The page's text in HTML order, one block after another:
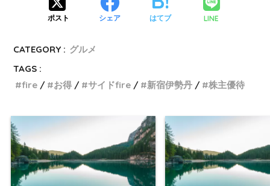
ポスト シェア はてブ LINE
CATEGORY : グルメ
TAGS :
fire
お得 サイドfire 新宿伊勢丹 株主優待